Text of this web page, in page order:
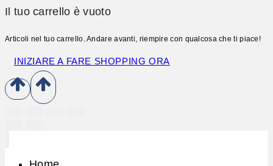
Il tuo carrello è vuoto
Articoli nel tuo carrello. Andare avanti, riempire con qualcosa che ti piace!
INIZIARE A FARE SHOPPING ORA